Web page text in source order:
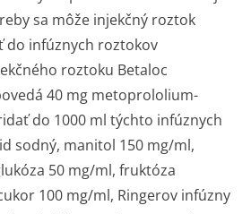
sa môže injekčný roztok
infúznych roztokov
roztoku Betaloc
40 mg metoprololium­
do 1000 ml týchto infúznych
sodný, manitol 150 mg/ml,
50 mg/ml, fruktóza
100 mg/ml, Ringerov infúzny